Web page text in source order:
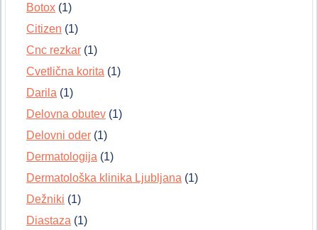
Botox (1)
Citizen (1)
Cnc rezkar (1)
Cvetlična korita (1)
Darila (1)
Delovna obutev (1)
Delovni oder (1)
Dermatologija (1)
Dermatološka klinika Ljubljana (1)
Dežniki (1)
Diastaza (1)